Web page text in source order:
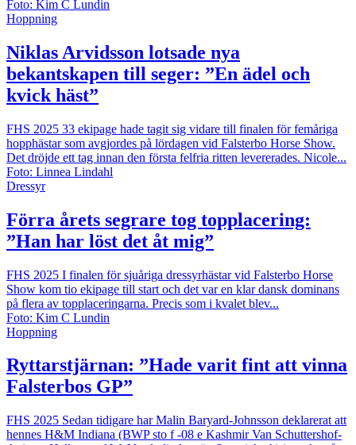
Foto: Kim C Lundin
Hoppning
Niklas Arvidsson lotsade nya
bekantskapen till seger: ”En ädel och
kvick häst”
FHS 2025 33 ekipage hade tagit sig vidare till finalen för femåriga
hopphästar som avgjordes på lördagen vid Falsterbo Horse Show.
Det dröjde ett tag innan den första felfria ritten levererades. Nicole...
Foto: Linnea Lindahl
Dressyr
Förra årets segrare tog topplacering:
”Han har löst det åt mig”
FHS 2025 I finalen för sjuåriga dressyrhästar vid Falsterbo Horse
Show kom tio ekipage till start och det var en klar dansk dominans
på flera av topplaceringarna. Precis som i kvalet blev...
Foto: Kim C Lundin
Hoppning
Ryttarstjärnan: ”Hade varit fint att vinna
Falsterbos GP”
FHS 2025 Sedan tidigare har Malin Baryard-Johnsson deklarerat att
hennes H&M Indiana (BWP sto f -08 e Kashmir Van Schuttershof-